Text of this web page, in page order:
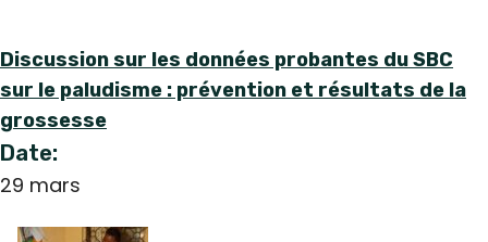
Discussion sur les données probantes du SBC
sur le paludisme : prévention et résultats de la
grossesse
Date:
29 mars